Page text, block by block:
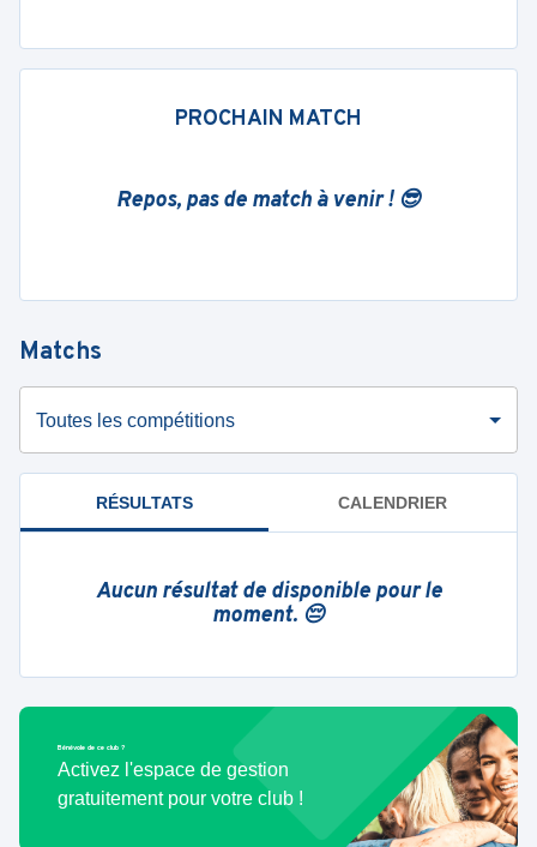
PROCHAIN MATCH
Repos, pas de match à venir ! 😎
Matchs
Toutes les compétitions
RÉSULTATS CALENDRIER
Aucun résultat de disponible pour le
moment. 😔
Bénévole de ce club ?
Activez l'espace de gestion
gratuitement pour votre club !